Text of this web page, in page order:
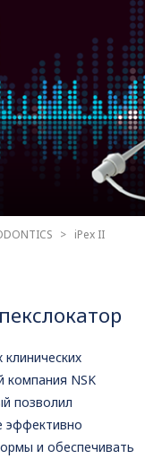
iPex II
компания NSK
позволил
эффективно
и обеспечивать